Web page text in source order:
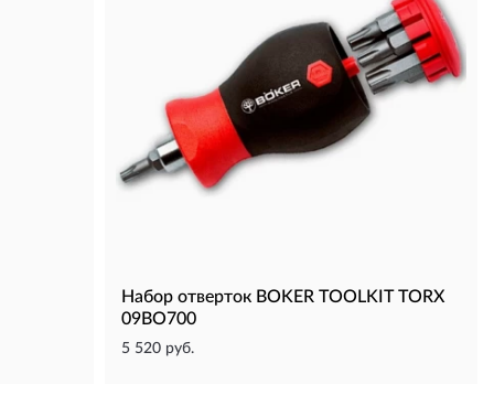
Набор отверток BOKER TOOLKIT TORX
09BO700
5 520 руб.